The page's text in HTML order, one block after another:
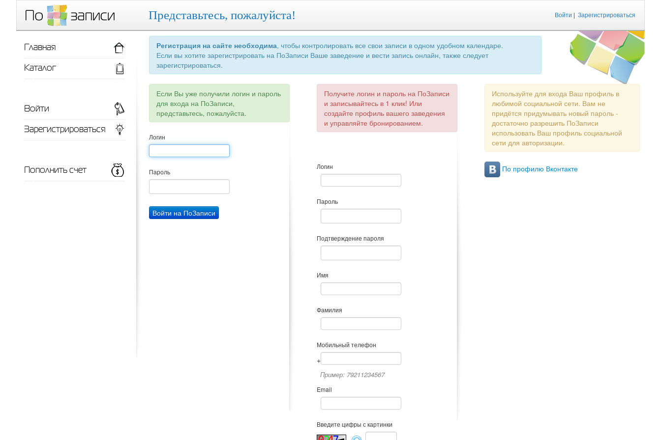
Войти | Зарегистрироваться
Представьтесь, пожалуйста!
Регистрация на сайте необходима, чтобы контролировать все свои записи в одном удобном календаре.
Если вы хотите зарегистрировать на ПоЗаписи Ваше заведение и вести запись онлайн, также следует
зарегистрироваться.
Если Вы уже получили логин и пароль
для входа на ПоЗаписи,
представьтесь, пожалуйста.
Логин
Пароль
Получите логин и пароль на ПоЗаписи
и записывайтесь в 1 клик! Или
создайте профиль вашего заведения
и управляйте бронированием.
Логин
Пароль
Подтверждение пароля
Имя
Фамилия
Мобильный телефон
+
Пример: 79211234567
Email
Введите цифры с картинки
Используйте для входа Ваш профиль в
любимой социальной сети. Вам не
придётся придумывать новый пароль -
достаточно разрешить ПоЗаписи
использовать Ваш профиль социальной
сети для авторизации.
По профилю Вконтакте
Главная
Каталог
Войти
Зарегистрироваться
Пополнить счет